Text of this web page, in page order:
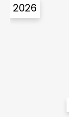
2026